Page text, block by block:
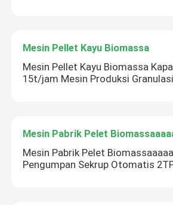
Mesin Pellet Kayu Biomassa
Mesin Pellet Kayu Biomassa
15t/jam Mesin Produksi Granulasi
Mesin Pabrik Pelet
Mesin Pabrik Pelet
Pengumpan Sekrup Otomatis